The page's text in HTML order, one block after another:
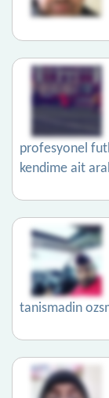
profesyonel
kendime ait
tanismadin